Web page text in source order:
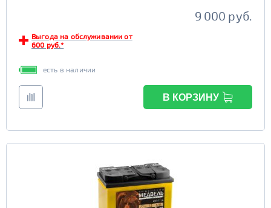
9 000 руб.
Выгода на обслуживании от
600 руб.*
есть в наличии
В КОРЗИНУ